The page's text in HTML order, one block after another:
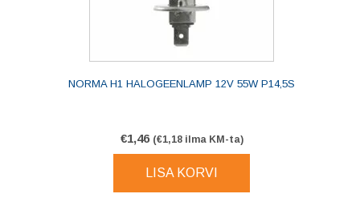
NORMA H1 HALOGEENLAMP 12V 55W P14,5S
€1,46 (€1,18ilma KM-ta)
LISA KORVI